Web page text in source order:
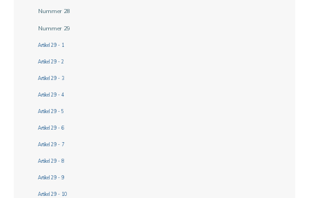
Nummer 28
Nummer 29
Artikel 29 - 1
Artikel 29 - 2
Artikel 29 - 3
Artikel 29 - 4
Artikel 29 - 5
Artikel 29 - 6
Artikel 29 - 7
Artikel 29 - 8
Artikel 29 - 9
Artikel 29 - 10